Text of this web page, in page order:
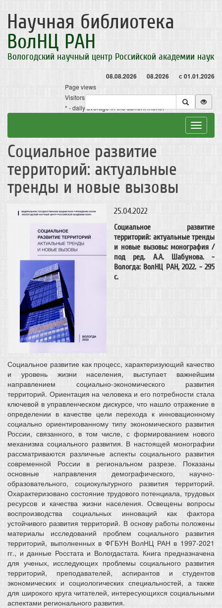
Научная библиотека
ВолНЦ РАН
Вологодский научный центр Российской академии наук
08.08.2026 08.2026 с 01.01.2026
Page views
Visitors
* - daily average in the current month
Toggle
Социальное развитие
территорий: актуальные
тренды и новые вызовы
25.04.2022
Социальное развитие
территорий: актуальные тренды
и новые вызовы: монография /
под ред. А.А. Шабунова. -
Вологда: ВолНЦ РАН, 2022. - 295
c.
Социальное развитие как процесс, характеризующий качество
и уровень жизни населения, выступает важнейшим
направлением социально-экономического развития
территорий. Ориентация на человека и его потребности стала
ключевой в управленческом дискурсе, что нашло отражение в
определении в качестве цели перехода к инновационному
социально ориентированному типу экономического развития
России, связанного, в том числе, с формированием нового
механизма социального развития. В настоящей монографии
рассматриваются различные аспекты социального развития
современной России в региональном разрезе. Показаны
основные направления демографического, научно-
образовательного, социокультурного развития территорий.
Охарактеризовано состояние трудового потенциала, трудовых
ресурсов и качества жизни населения. Освещены вопросы
воспроизводства социальных инноваций как фактора
устойчивого развития территорий. В основу работы положены
материалы исследований проблем социального развития
территорий, выполненных в ФГБУН ВолНЦ РАН в 1997-2021
гг., и данные Росстата и Вологдастата. Книга предназначена
для ученых, исследующих проблемы социального развития
территорий, преподавателей, аспирантов и студентов
экономических и социологических специальностей, а также
для широкого круга читателей, интересующихся социальными
аспектами регионального развития.